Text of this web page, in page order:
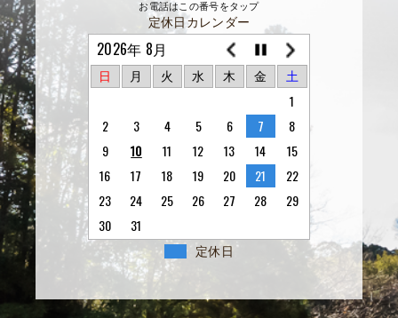
お電話はこの番号をタップ
定休日カレンダー
2026年 8月
日 月 火 水 木 金 土
1
2
3 4 5 6 7
8
9
10 11 12 13 14
15
16
17 18 19 20 21
22
23
24 25 26 27 28
29
30
31
定休日